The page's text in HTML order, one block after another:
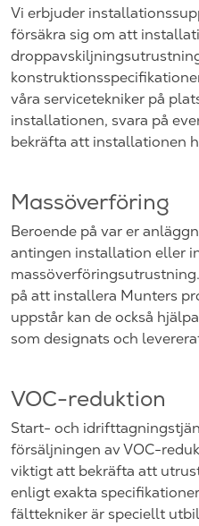
Vi erbjuder
försäkra sig om att
våra servicetekniker på
installationen, svara på
bekräfta att installationen
Massöverföring
Beroende på var er
antingen installation eller
på att installera Munters
uppstår kan de också
som designats och
VOC-reduktion
Start- och
försäljningen av VOC-
viktigt att bekräfta att
enligt exakta
fälttekniker är speciellt